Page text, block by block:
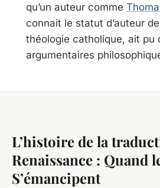
qu’un auteur comme
connait le statut d’auteur
théologie catholique, ait pu
argumentaires
L’histoire de la
Renaissance : Quand
S’émancipent